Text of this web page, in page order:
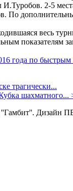
И.Туробов. 2-5
По
весь
показателям
года по
трагически...
шахматного...
Дизайн